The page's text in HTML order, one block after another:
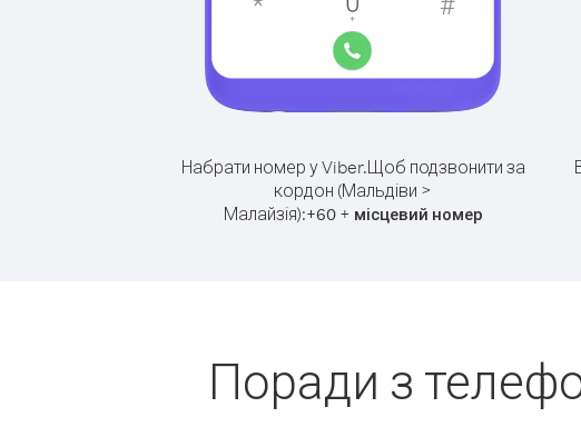
Набрати номер у Viber.Щоб подзвонити за
кордон (Мальдіви >
Малайзія):+60+ місцевий номер
Поради з